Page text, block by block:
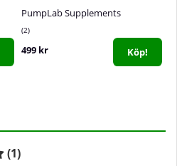
PumpLab Supplements
2
499 kr Köp!
(1)